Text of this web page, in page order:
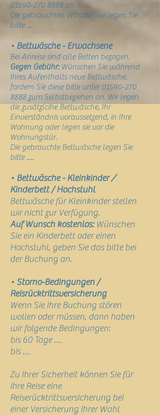
01590-270 8888an.
Die gebrauchten Wäscheteile legen Sie
bitte ....
• Bettwäsche - Erwachsene
Bei Anreise sind alle Betten bezogen.
Gegen Gebühr:Wünschen Sie während
Ihres Aufenthalts neue Bettwäsche,
fordern Sie diese bitte unter01590-270
8888zum Selbstbeziehen an. Wir legen
die zusätzlcihe Bettwäsche, Ihr
Einverständnis voraussetzend, in Ihre
Wohnung oder legen sie vor die
Wohnungstür.
Die gebrauchte Bettwäsche legen Sie
bitte .....
• Bettwäsche - Kleinkinder/
Kinderbett / Hochstuhl
Bettwäsche für Kleinkinder stellen
wir nicht zur Verfügung.
Auf Wunsch kostenlos: Wünschen
Sie ein Kinderbett oder einen
Hochstuhl, geben Sie das bitte bei
der Buchung an.
• Storno-Bedingungen /
Reisrücktrittsversicherung
Wenn Sie Ihre Buchung stören
wollen oder müssen, dann haben
wir folgende Bedingungen:
bis 60 Tage ....
bis ....
Zu Ihrer Sicherheit können Sie für
Ihre Reise eine
Reiserücktrittsversicherung bei
einer Versicherung Ihrer Wahl